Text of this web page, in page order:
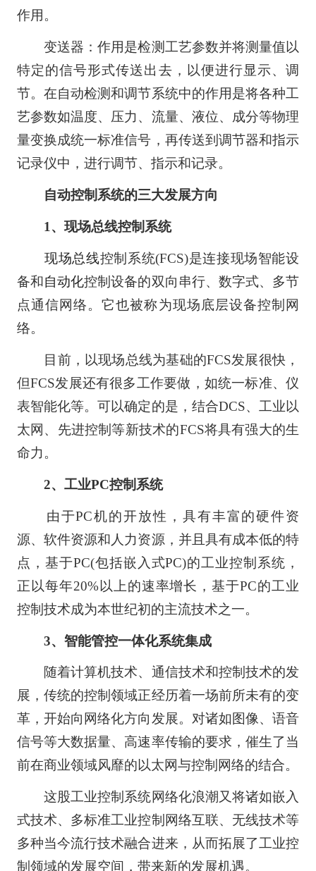
作用。
变送器：作用是检测工艺参数并将测量值以
特定的信号形式传送出去，以便进行显示、调
节。在自动检测和调节系统中的作用是将各种工
艺参数如温度、压力、流量、液位、成分等物理
量变换成统一标准信号，再传送到调节器和指示
记录仪中，进行调节、指示和记录。
自动控制系统的三大发展方向
1、现场总线控制系统
现场总线控制系统(FCS)是连接现场智能设
备和自动化控制设备的双向串行、数字式、多节
点通信网络。它也被称为现场底层设备控制网
络。
目前，以现场总线为基础的FCS发展很快，
但FCS发展还有很多工作要做，如统一标准、仪
表智能化等。可以确定的是，结合DCS、工业以
太网、先进控制等新技术的FCS将具有强大的生
命力。
2、工业PC控制系统
由于PC机的开放性，具有丰富的硬件资
源、软件资源和人力资源，并且具有成本低的特
点，基于PC(包括嵌入式PC)的工业控制系统，
正以每年20%以上的速率增长，基于PC的工业
控制技术成为本世纪初的主流技术之一。
3、智能管控一体化系统集成
随着计算机技术、通信技术和控制技术的发
展，传统的控制领域正经历着一场前所未有的变
革，开始向网络化方向发展。对诸如图像、语音
信号等大数据量、高速率传输的要求，催生了当
前在商业领域风靡的以太网与控制网络的结合。
这股工业控制系统网络化浪潮又将诸如嵌入
式技术、多标准工业控制网络互联、无线技术等
多种当今流行技术融合进来，从而拓展了工业控
制领域的发展空间，带来新的发展机遇。